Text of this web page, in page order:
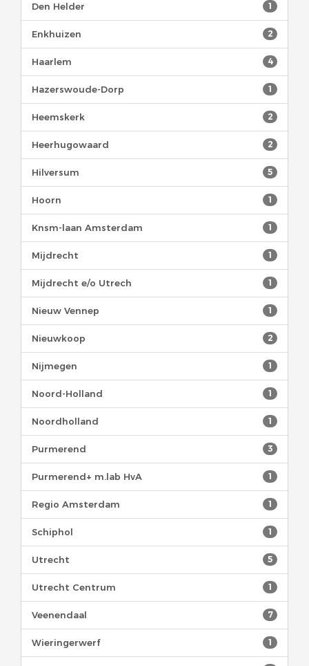
1
Den Helder
2
Enkhuizen
4
Haarlem
1
Hazerswoude-Dorp
2
Heemskerk
2
Heerhugowaard
5
Hilversum
1
Hoorn
1
Knsm-laan Amsterdam
1
Mijdrecht
1
Mijdrecht e/o Utrech
1
Nieuw Vennep
2
Nieuwkoop
1
Nijmegen
1
Noord-Holland
1
Noordholland
3
Purmerend
1
Purmerend+ m.lab HvA
1
Regio Amsterdam
1
Schiphol
5
Utrecht
1
Utrecht Centrum
7
Veenendaal
1
Wieringerwerf